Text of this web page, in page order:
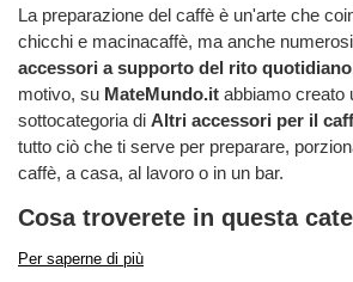
La preparazione del caffè è un'arte che
chicchi e macinacaffè, ma anche numerosi
accessori a supporto del rito quotidiano
motivo, su MateMundo.it abbiamo creato
sottocategoria di Altri accessori per il
tutto ciò che ti serve per preparare,
caffè, a casa, al lavoro o in un bar.
Cosa troverete in questa
Per saperne di più